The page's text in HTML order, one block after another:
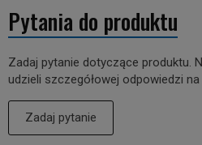
Pytania do produktu
Zadaj pytanie dotyczące produktu.
udzieli szczegółowej odpowiedzi na
Zadaj pytanie